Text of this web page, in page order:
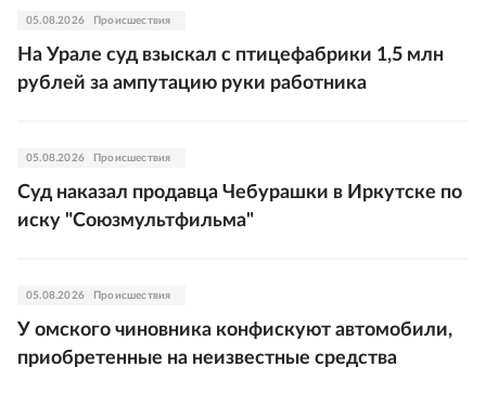
05.08.2026 Происшествия
На Урале суд взыскал с птицефабрики 1,5 млн
рублей за ампутацию руки работника
05.08.2026 Происшествия
Суд наказал продавца Чебурашки в Иркутске по
иску "Союзмультфильма"
05.08.2026 Происшествия
У омского чиновника конфискуют автомобили,
приобретенные на неизвестные средства